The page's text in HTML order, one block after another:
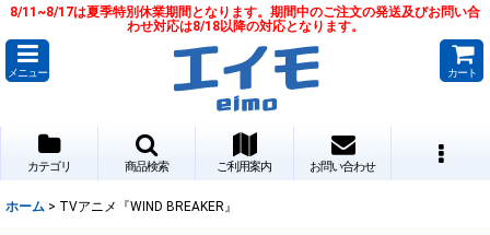
8/11~8/17は夏季特別休業期間となります。期間中のご注文の発送及びお問い合
わせ対応は8/18以降の対応となります。
メニュー カート
カテゴリ 商品検索 ご利用案内 お問い合わせ
ホーム > TVアニメ『WIND BREAKER』